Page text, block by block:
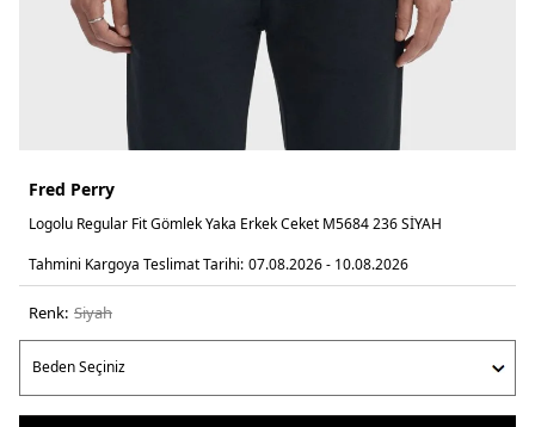
Fred Perry
Logolu Regular Fit Gömlek Yaka Erkek Ceket M5684 236 SİYAH
Tahmini Kargoya Teslimat Tarihi: 07.08.2026 - 10.08.2026
Renk: si̇yah